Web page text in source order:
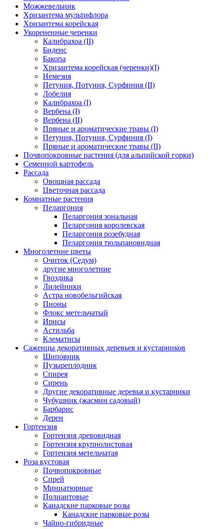
Можжевельник
Хризантема мультифлора
Хризантема корейская
Укорененные черенки
Калибрахоа (II)
Биденс
Бакопа
Хризантема корейская (черенки)(I)
Немезия
Петуния, Потуния, Сурфиния (II)
Лобелия
Калибрахоа (I)
Вербена (I)
Вербена (II)
Пряные и ароматические травы (I)
Петуния, Потуния, Сурфиния (I)
Пряные и ароматические травы (II)
Почвопокровные растения (для альпийской горки)
Семенной картофель
Рассада
Овощная рассада
Цветочная рассада
Комнатные растения
Пеларгония
Пеларгония зональная
Пеларгония королевская
Пеларгония розебудная
Пеларгония тюльпановидная
Многолетние цветы
Очиток (Седум)
другие многолетние
Гвоздика
Лилейники
Астра новобельгийская
Пионы
Флокс метельчатый
Ирисы
Астильба
Клематисы
Саженцы декоративных деревьев и кустарников
Шиповник
Пузыреплодник
Спирея
Сирень
Другие декоративные деревья и кустарники
Чубушник (жасмин садовый)
Барбарис
Дерен
Гортензия
Гортензия древовидная
Гортензия крупнолистовая
Гортензия метельчатая
Роза кустовая
Почвопокровные
Спрей
Миниатюрные
Полиантовые
Канадские парковые розы
Канадские парковые розы
Чайно-гибридные